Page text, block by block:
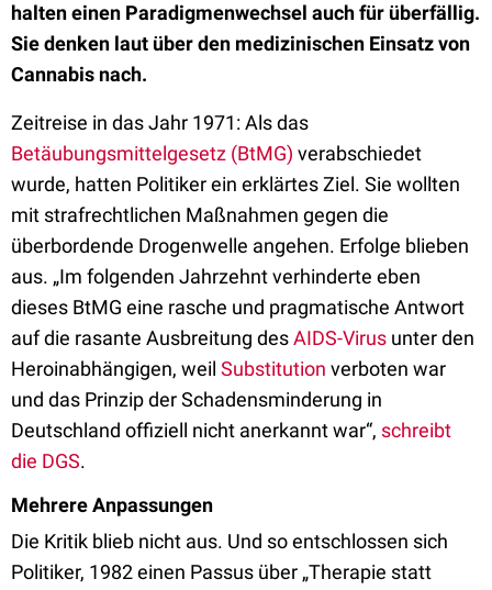
halten einen Paradigmenwechsel auch für überfällig.
Sie denken laut über den medizinischen Einsatz von
Cannabis nach.
Zeitreise in das Jahr 1971: Als das
Betäubungsmittelgesetz (BtMG) verabschiedet
wurde, hatten Politiker ein erklärtes Ziel. Sie wollten
mit strafrechtlichen Maßnahmen gegen die
überbordende Drogenwelle angehen. Erfolge blieben
aus. „Im folgenden Jahrzehnt verhinderte eben
dieses BtMG eine rasche und pragmatische Antwort
auf die rasante Ausbreitung desAIDS-Virus unter den
Heroinabhängigen, weil Substitution verboten war
und das Prinzip der Schadensminderung in
Deutschland offiziell nicht anerkannt war“, schreibt
die DGS.
Mehrere Anpassungen
Die Kritik blieb nicht aus. Und so entschlossen sich
Politiker, 1982 einen Passus über „Therapie statt